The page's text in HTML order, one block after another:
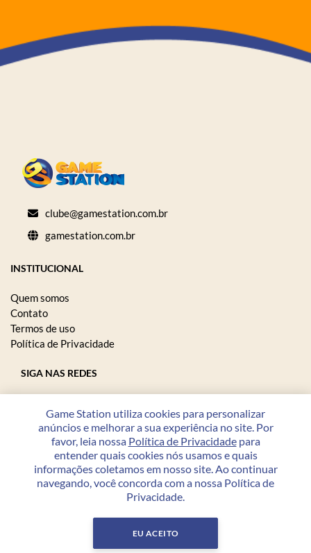
clube@gamestation.com.br
gamestation.com.br
INSTITUCIONAL
Quem somos
Contato
Termos de uso
Política de Privacidade
SIGA NAS REDES
FORMAS DE PAGAMENTO
os direitos reservados.
Game Station utiliza cookies para personalizar
anúncios e melhorar a sua experiência no site. Por
favor, leia nossa Política de Privacidadepara
entender quais cookies nós usamos e quais
informações coletamos em nosso site. Ao continuar
navegando, você concorda com a nossa Política de
Privacidade.
EU ACEITO